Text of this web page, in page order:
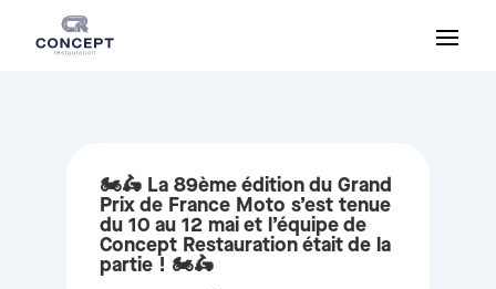
🏍🛵 La 89ème édition du Grand
Prix de France Moto s’est tenue
du 10 au 12 mai et l’équipe de
Concept Restauration était de la
partie ! 🏍🛵